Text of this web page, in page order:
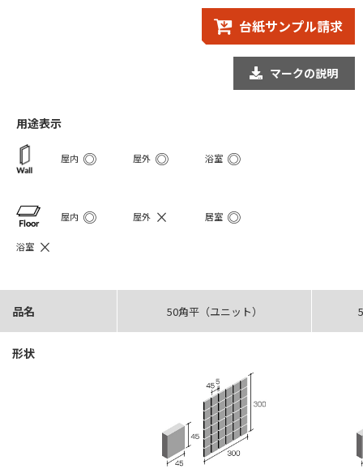
台紙サンプル請求
マークの説明
用途表示
屋内 ◎ 屋外 ◎ 浴室 ◎
屋内 ◎ 屋外 × 居室 ◎
浴室 ×
品名 50角平（ユニット）
形状